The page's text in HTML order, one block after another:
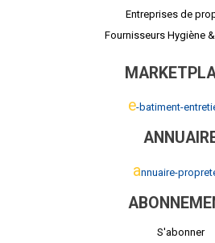
Entreprises de
Fournisseurs Hygiène
e-batiment-
annuaire-
S'abonner